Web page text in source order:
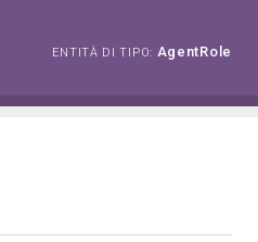
ENTITÀ DI TIPO: AgentRole